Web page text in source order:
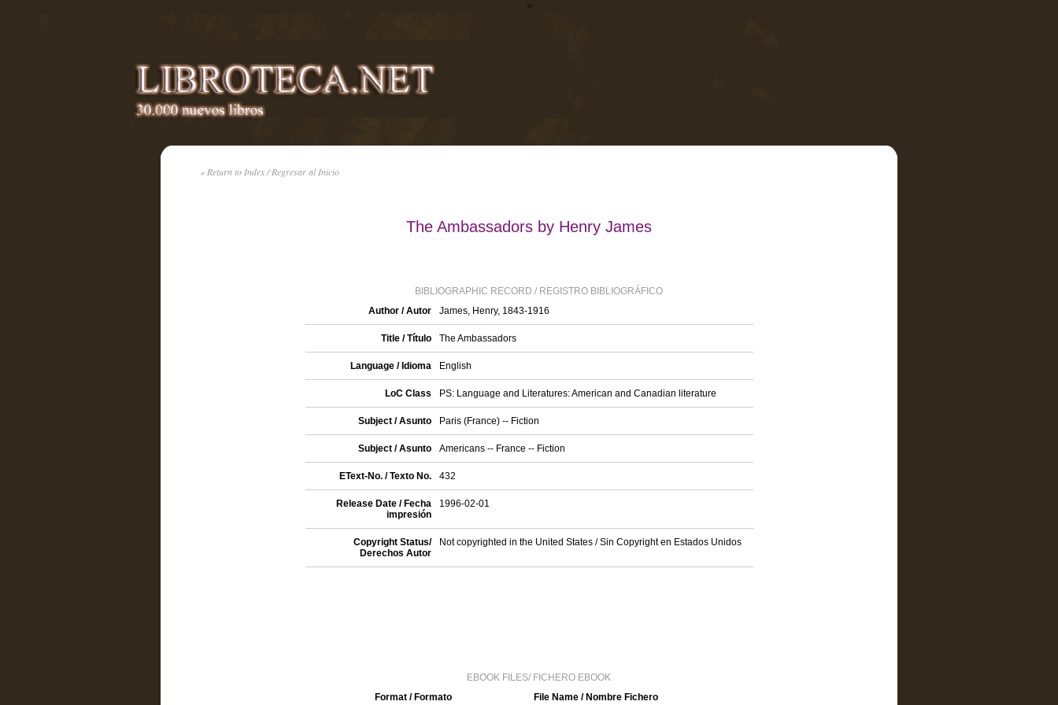
>
« Return to Index / Regresar al Inicio
The Ambassadors by Henry James
BIBLIOGRAPHIC RECORD / REGISTRO BIBLIOGRÁFICO
Author / Autor
James, Henry, 1843-1916
Title / Título The Ambassadors
Language / Idioma English
LoC Class PS: Language and Literatures: American and Canadian literature
Subject / Asunto Paris (France) -- Fiction
Subject / Asunto Americans -- France -- Fiction
EText-No. / Texto No. 432
Release Date / Fecha
impresión
1996-02-01
Copyright Status/
Derechos Autor
Not copyrighted in the United States / Sin Copyright en Estados Unidos
EBOOK FILES/ FICHERO EBOOK
Format / Formato
File Name / Nombre Fichero